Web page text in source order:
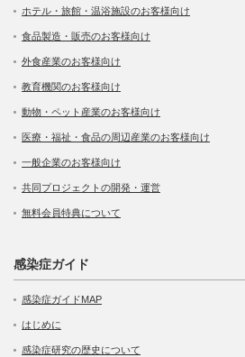
ホテル・旅館・温浴施設のお客様向け
食品製造・販売のお客様向け
外食産業のお客様向け
教育機関のお客様向け
動物・ペット産業のお客様向け
医療・福祉・食品の周辺産業のお客様向け
一般企業のお客様向け
共同プロジェクトの開発・運営
無料会員特典について
感染症ガイド
感染症ガイドMAP
はじめに
感染症研究の歴史について